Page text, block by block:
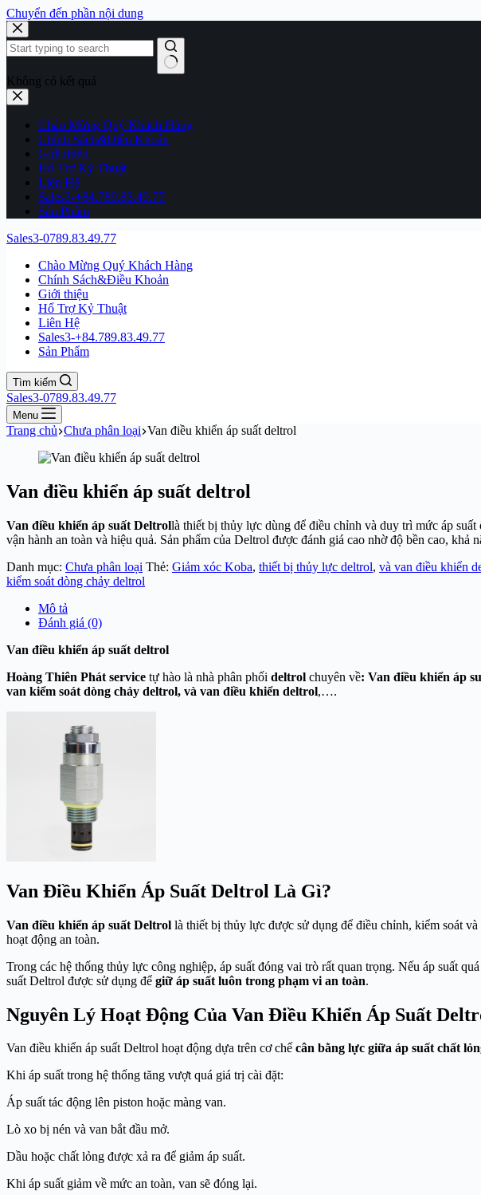
Chuyển đến phần nội dung
Không có kết quả
Chào Mừng Quý Khách Hàng
Chính Sách&Điều Khoản
Giới thiệu
Hổ Trợ Kỷ Thuật
Liên Hệ
Sales3-+84.789.83.49.77
Sản Phẩm
Sales3-0789.83.49.77
Chào Mừng Quý Khách Hàng
Chính Sách&Điều Khoản
Giới thiệu
Hổ Trợ Kỷ Thuật
Liên Hệ
Sales3-+84.789.83.49.77
Sản Phẩm
Tìm kiếm
Sales3-0789.83.49.77
Menu
Trang chủ Chưa phân loại Van điều khiển áp suất deltrol
Van điều khiển áp suất deltrol
Van điều khiển áp suất Deltrollà thiết bị thủy lực dùng để điều chỉnh và duy trì mức áp
vận hành an toàn và hiệu quả. Sản phẩm của Deltrol được đánh giá cao nhờ độ bền cao,
Danh mục: Chưa phân loại Thẻ: Giảm xóc Koba, thiết bị thủy lực deltrol, và van điều khiển
kiểm soát dòng chảy deltrol
Mô tả
Đánh giá (0)
Van điều khiển áp suất deltrol
Hoàng Thiên Phát service tự hào là nhà phân phối deltrol chuyên về: Van điều khiển áp
van kiểm soát dòng chảy deltrol, và van điều khiển deltrol,….
Van Điều Khiển Áp Suất Deltrol Là Gì?
Van điều khiển áp suất Deltrol là thiết bị thủy lực được sử dụng để điều chỉnh, kiểm soát
hoạt động an toàn.
Trong các hệ thống thủy lực công nghiệp, áp suất đóng vai trò rất quan trọng. Nếu áp suất
suất Deltrol được sử dụng để giữ áp suất luôn trong phạm vi an toàn.
Nguyên Lý Hoạt Động Của Van Điều Khiển Áp Suất
Van điều khiển áp suất Deltrol hoạt động dựa trên cơ chế cân bằng lực giữa áp suất chất
Khi áp suất trong hệ thống tăng vượt quá giá trị cài đặt:
Áp suất tác động lên piston hoặc màng van.
Lò xo bị nén và van bắt đầu mở.
Dầu hoặc chất lỏng được xả ra để giảm áp suất.
Khi áp suất giảm về mức an toàn, van sẽ đóng lại.